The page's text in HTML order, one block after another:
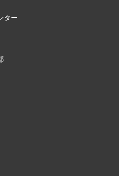
ター